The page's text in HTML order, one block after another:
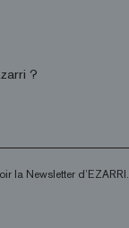
?
la Newsletter d’EZARRI.